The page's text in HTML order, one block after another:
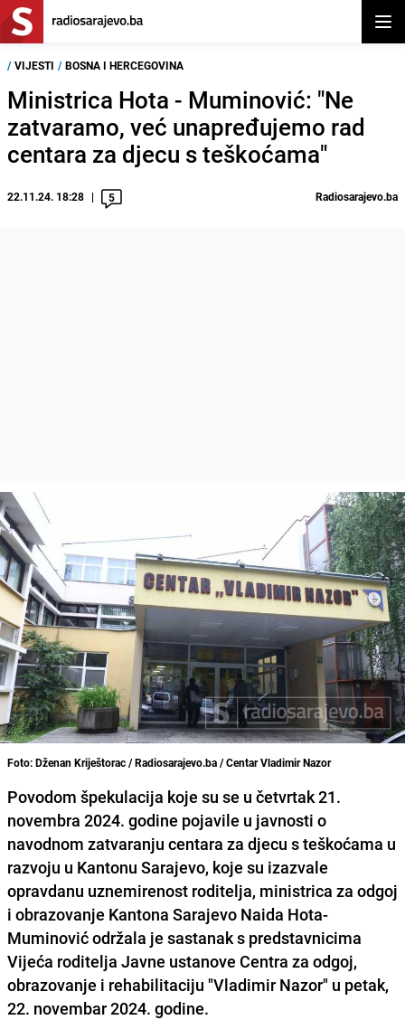
/ VIJESTI / BOSNA I HERCEGOVINA
Ministrica Hota - Muminović: "Ne
zatvaramo, već unapređujemo rad
centara za djecu s teškoćama"
22.11.24. 18:28 5 Radiosarajevo.ba
Foto: Dženan Kriještorac / Radiosarajevo.ba / Centar Vladimir Nazor
Povodom špekulacija koje su se u četvrtak 21.
novembra 2024. godine pojavile u javnosti o
navodnom zatvaranju centara za djecu s teškoćama u
razvoju u Kantonu Sarajevo, koje su izazvale
opravdanu uznemirenost roditelja, ministrica za odgoj
i obrazovanje Kantona Sarajevo Naida Hota-
Muminović održala je sastanak s predstavnicima
Vijeća roditelja Javne ustanove Centra za odgoj,
obrazovanje i rehabilitaciju "Vladimir Nazor" u petak,
22. novembar 2024. godine.